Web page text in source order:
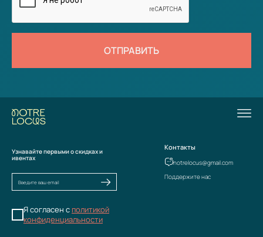
ОТПРАВИТЬ
Узнавайте первыми о скидках и
ивентах
Я согласен с политикой
конфиденциальности
Контакты
notrelocus@gmail.com
Поддержите нас